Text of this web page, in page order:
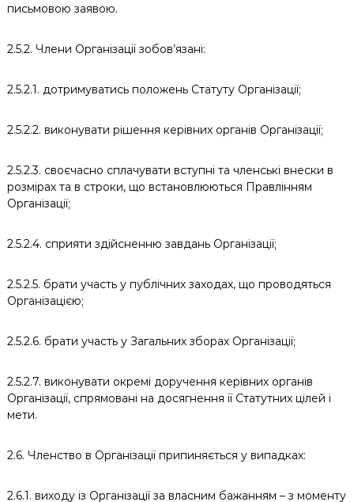
письмовою заявою.
2.5.2. Члени Організації зобов’язані:
2.5.2.1. дотримуватись положень Статуту Організації;
2.5.2.2. виконувати рішення керівних органів Організації;
2.5.2.3. своєчасно сплачувати вступні та членські внески в
розмірах та в строки, що встановлюються Правлінням
Організації;
2.5.2.4. сприяти здійсненню завдань Організації;
2.5.2.5. брати участь у публічних заходах, що проводяться
Організацією;
2.5.2.6. брати участь у Загальних зборах Організації;
2.5.2.7. виконувати окремі доручення керівних органів
Організації, спрямовані на досягнення її Статутних цілей і
мети.
2.6. Членство в Організації припиняється у випадках:
2.6.1. виходу із Організації за власним бажанням – з моменту